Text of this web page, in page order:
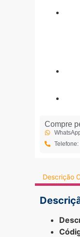
Compre
Descrição